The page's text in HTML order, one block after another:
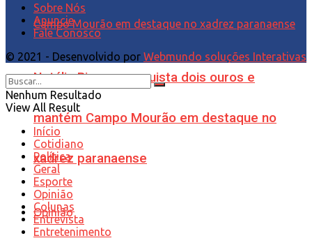
Natália Biazon conquista dois ouros e
mantém Campo Mourão em destaque no
xadrez paranaense
Opinião
Sobre Nós
Anuncie
Fale Conosco
© 2021 - Desenvolvido por Webmundo soluções Interativas
Nenhum Resultado
View All Result
Início
Cotidiano
Política
Geral
Esporte
Opinião
Colunas
Entrevista
Entretenimento